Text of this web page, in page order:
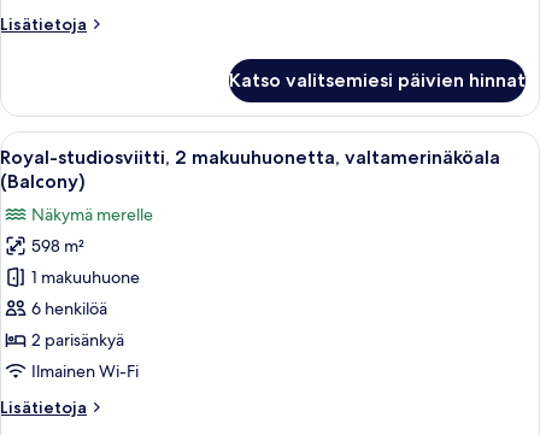
View
Lisätietoja
Lisätietoja
Only,
Bedroom
Suite
Ocean
View
Katso valitsemiesi päivien hinnat
Avaa
kaikki
huonetyypin
Royal-
studiosviitti,
2
makuuhuonetta,
valtamerinäköala
(Balcony)
Hotellihuone, jossa on suuri sänky,
16
Royal-studiosviitti, 2 makuuhuonetta, valtamerinäköala
(Balcony)
Näkymä merelle
598 m²
1 makuuhuone
6 henkilöä
2 parisänkyä
Ilmainen Wi-Fi
Lisätietoja
Lisätietoja